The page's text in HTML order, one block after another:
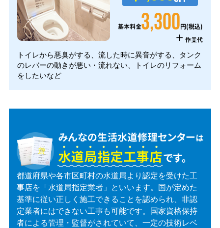
基本料金3,300円(税込)
+ 作業代
トイレから悪臭がする、流した時に異音がする、タンク
のレバーの動きが悪い・流れない、トイレのリフォーム
をしたいなど
都道府県や各市区町村の水道局より認定を受けた工
事店を「水道局指定業者」といいます。国が定めた
基準に従い正しく施工できることを認められ、非認
定業者にはできない工事も可能です。国家資格保持
者による管理・監督がされていて、一定の技術レベ